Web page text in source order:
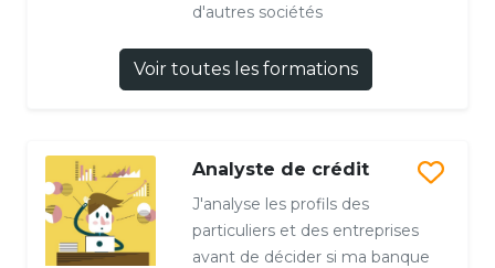
d'autres sociétés
Voir toutes les formations
Analyste de crédit
J'analyse les profils des
particuliers et des entreprises
avant de décider si ma banque